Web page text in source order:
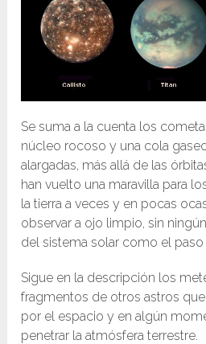
Se suma a la cuenta los
núcleo rocoso y una cola
alargadas, más allá de las
han vuelto una maravilla para
la tierra a veces y en pocas
observar a ojo limpio, sin
del sistema solar como el
Sigue en la descripción los
fragmentos de otros astros
por el espacio y en algún
penetrar la atmósfera terrestre.